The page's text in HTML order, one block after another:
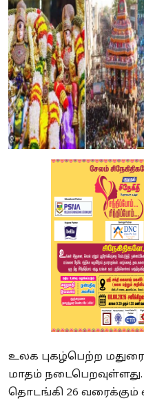
உலக புகழ்பெற்ற மதுரை
மாதம்
தொடங்கி 26